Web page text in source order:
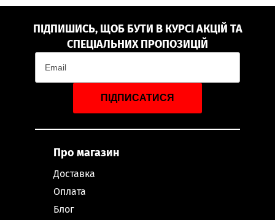
ПІДПИШИСЬ, ЩОБ БУТИ В КУРСІ АКЦІЙ ТА
СПЕЦІАЛЬНИХ ПРОПОЗИЦІЙ
ПІДПИСАТИСЯ
Про магазин
Доставка
Оплата
Блог